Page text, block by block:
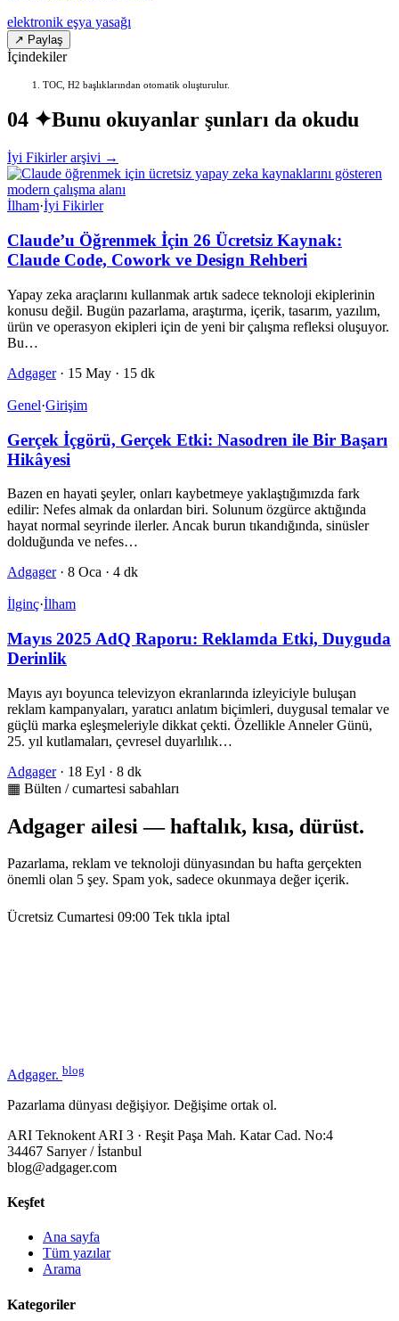
elektronik eşya yasağı
↗ Paylaş
İçindekiler
TOC, H2 başlıklarından otomatik oluşturulur.
04 ✦Bunu okuyanlar şunları da okudu
İyi Fikirler arşivi →
İlham·İyi Fikirler
Claude’u Öğrenmek İçin 26 Ücretsiz Kaynak:
Claude Code, Cowork ve Design Rehberi
Yapay zeka araçlarını kullanmak artık sadece teknoloji ekiplerinin
konusu değil. Bugün pazarlama, araştırma, içerik, tasarım, yazılım,
ürün ve operasyon ekipleri için de yeni bir çalışma refleksi oluşuyor.
Bu…
Adgager · 15 May · 15 dk
Genel·Girişim
Gerçek İçgörü, Gerçek Etki: Nasodren ile Bir Başarı
Hikâyesi
Bazen en hayati şeyler, onları kaybetmeye yaklaştığımızda fark
edilir: Nefes almak da onlardan biri. Solunum özgürce aktığında
hayat normal seyrinde ilerler. Ancak burun tıkandığında, sinüsler
dolduğunda ve nefes…
Adgager · 8 Oca · 4 dk
İlginç·İlham
Mayıs 2025 AdQ Raporu: Reklamda Etki, Duyguda
Derinlik
Mayıs ayı boyunca televizyon ekranlarında izleyiciyle buluşan
reklam kampanyaları, yaratıcı anlatım biçimleri, duygusal temalar ve
güçlü marka eşleşmeleriyle dikkat çekti. Özellikle Anneler Günü,
25. yıl kutlamaları, çevresel duyarlılık…
Adgager · 18 Eyl · 8 dk
▦ Bülten / cumartesi sabahları
Adgager ailesi — haftalık, kısa, dürüst.
Pazarlama, reklam ve teknoloji dünyasından bu hafta gerçekten
önemli olan 5 şey. Spam yok, sadece okunmaya değer içerik.
Ücretsiz Cumartesi 09:00 Tek tıkla iptal
Adgager. blog
Pazarlama dünyası değişiyor. Değişime ortak ol.
ARI Teknokent ARI 3 · Reşit Paşa Mah. Katar Cad. No:4
34467 Sarıyer / İstanbul
blog@adgager.com
Keşfet
Ana sayfa
Tüm yazılar
Arama
Kategoriler